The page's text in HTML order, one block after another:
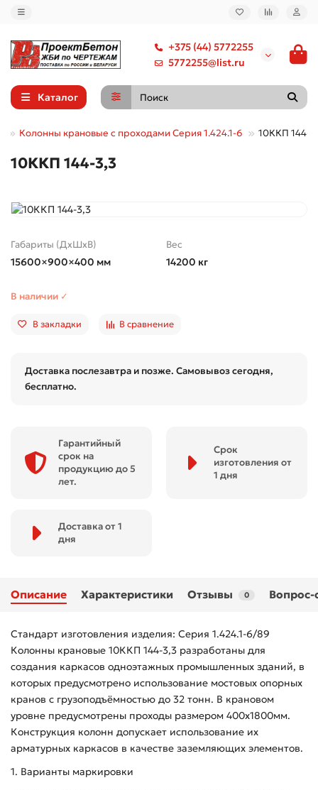
+375 (44) 5772255
5772255@list.ru
Каталог
Колонны крановые с проходами Серия 1.424.1-6 10ККП 144-
10ККП 144-3,3
Габариты (ДхШхВ)
15600×900×400 мм
Вес
14200 кг
В наличии ✓
В закладки В сравнение
Доставка послезавтра и позже. Самовывоз сегодня,
бесплатно.
Гарантийный
срок на
продукцию до 5
лет.
Срок
изготовления от
1 дня
Доставка от 1
дня
Описание Характеристики Отзывы 0 Вопрос-
Стандарт изготовления изделия: Серия 1.424.1-6/89
Колонны крановые 10ККП 144-3,3 разработаны для
создания каркасов одноэтажных промышленных зданий, в
которых предусмотрено использование мостовых опорных
кранов с грузоподъёмностью до 32 тонн. В крановом
уровне предусмотрены проходы размером 400х1800мм.
Конструкция колонн допускает использование их
арматурных каркасов в качестве заземляющих элементов.
1. Варианты маркировки